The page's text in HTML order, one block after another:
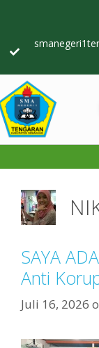
SAYA
Anti
Juli 16, 2026